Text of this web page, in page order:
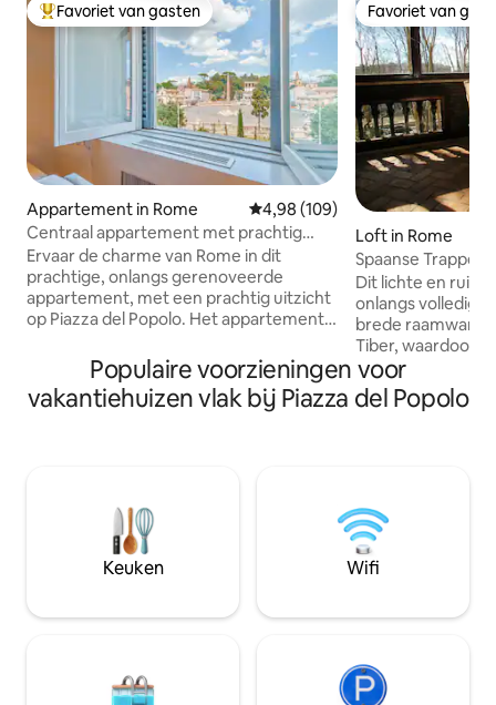
Topfavoriet van gasten
Favoriet van gasten
Appartement in Rome Gemiddelde beoordeling van
4,98 (109)
Centraal appartement met prachtig
uitzicht
Ervaar de charme van Rome in dit
prachtige, onlangs gerenoveerde
appartement, met een prachtig uitzicht
op Piazza del Popolo. Het appartement
verdieping met een lift, de
accommodatie is licht en rustig, ondanks
het feit dat het in het kloppende hart
voet te verkennen. Een unieke mix van
elegantie, centraliteit en rust voor een
onvergetelijk verblijf in de Eeuwige
Favoriet van
Favoriet van
Loft in Rome
Spaanse
Dit lichte en
onlangs volledig
brede raamwand
Tiber, waardoor
binnen kan
Toscaanse cotto
designmeubilair.
een
met bad en
voor vier
en een
Populaire voorzieningen voor
vakantiehuizen vlak bij Piazza del Popolo
Keuken Wifi